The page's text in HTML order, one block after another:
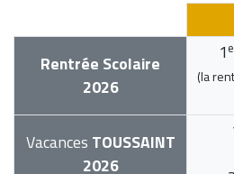
Rentrée Scolaire
2026
1
(la
Vacances TOUSSAINT
2026